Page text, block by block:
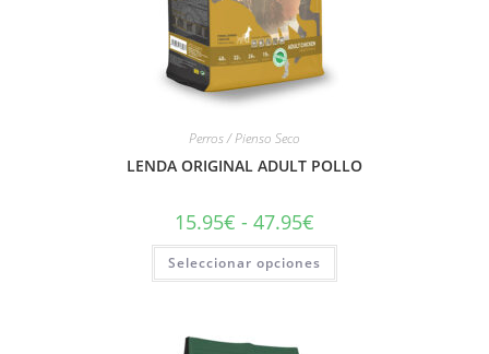
Perros / Pienso Seco
LENDA ORIGINAL ADULT POLLO
15.95€ - 47.95€
Seleccionar opciones